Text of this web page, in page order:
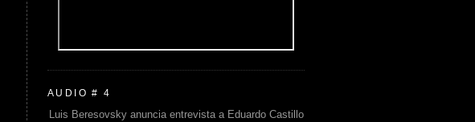
AUDIO # 4
Luis Beresovsky anuncia entrevista a Eduardo Castillo